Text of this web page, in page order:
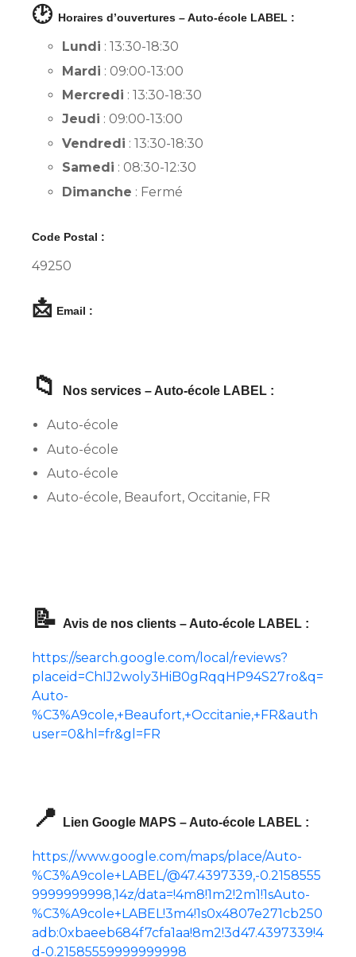
🕑 Horaires d’ouvertures – Auto-école LABEL :
Lundi : 13:30-18:30
Mardi : 09:00-13:00
Mercredi : 13:30-18:30
Jeudi : 09:00-13:00
Vendredi : 13:30-18:30
Samedi : 08:30-12:30
Dimanche : Fermé
Code Postal :
49250
📩 Email :
📁 Nos services – Auto-école LABEL :
Auto-école
Auto-école
Auto-école
Auto-école, Beaufort, Occitanie, FR
📝 Avis de nos clients – Auto-école LABEL :
https://search.google.com/local/reviews?
placeid=ChIJ2woly3HiB0gRqqHP94S27ro&q=
Auto-
%C3%A9cole,+Beaufort,+Occitanie,+FR&auth
user=0&hl=fr&gl=FR
📍 Lien Google MAPS – Auto-école LABEL :
https://www.google.com/maps/place/Auto-
%C3%A9cole+LABEL/@47.4397339,-0.2158555
9999999998,14z/data=!4m8!1m2!2m1!1sAuto-
%C3%A9cole+LABEL!3m4!1s0x4807e271cb250
adb:0xbaeeb684f7cfa1aa!8m2!3d47.4397339!4
d-0.21585559999999998